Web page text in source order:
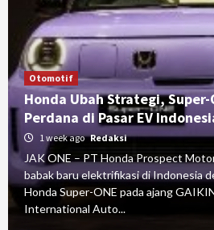
Otomotif
Honda Ubah Strategi,
Perdana di Pasar EV
1 week ago Redaksi
JAK ONE – PT Honda Prospect
babak baru elektrifikasi di Indonesia
Honda Super-ONE pada ajang
International Auto...